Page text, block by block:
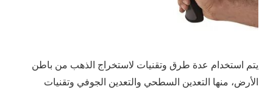
يتم استخدام عدة طرق وتقنيات لاستخراج الذهب من باطن
الأرض، منها التعدين السطحي والتعدين الجوفي وتقنيات